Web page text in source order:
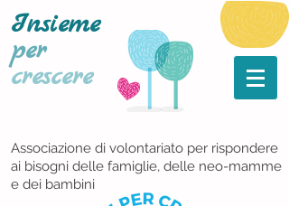
Insieme
per
crescere
Associazione di volontariato per rispondere
ai bisogni delle famiglie, delle neo-mamme
e dei bambini